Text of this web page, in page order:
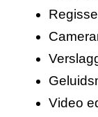
Video